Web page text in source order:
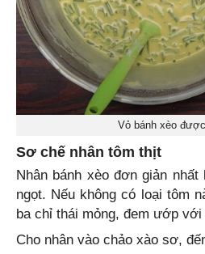
Vỏ bánh xèo
Sơ chế nhân tôm thịt
Nhân bánh xèo đơn giản
ngọt. Nếu không có loại tôm
ba chỉ thái mỏng, đem ướp
Cho nhân vào chảo xào sơ,